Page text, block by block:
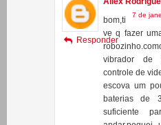
parabéns!
Responder
Allex
7 de
bom,ti
ve q fazer
vibrador de
controle de
escova um
Responder